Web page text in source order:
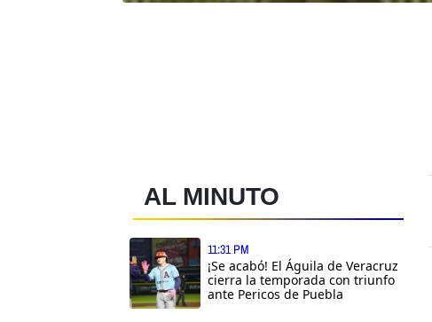
AL MINUTO
11:31 PM
¡Se acabó! El Águila de Veracruz
cierra la temporada con triunfo
ante Pericos de Puebla